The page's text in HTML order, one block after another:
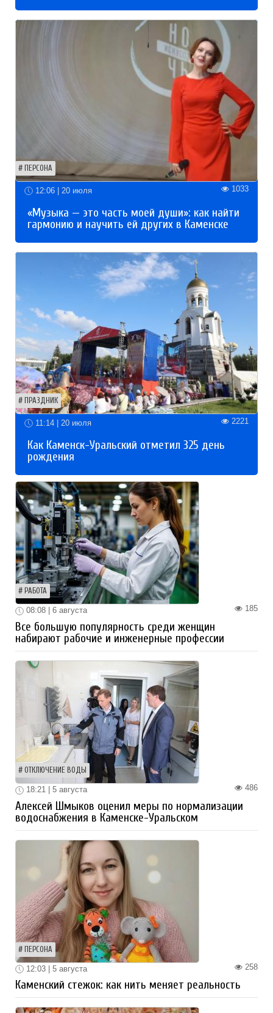
ПЕРСОНА
12:06 | 20 июля 1033
«Музыка — это часть моей души»: как найти
гармонию и научить ей других в Каменске
ПРАЗДНИК
11:14 | 20 июля 2221
Как Каменск-Уральский отметил 325 день
рождения
РАБОТА
185
08:08 | 6 августа
Все большую популярность среди женщин
набирают рабочие и инженерные профессии
ОТКЛЮЧЕНИЕ ВОДЫ
486
18:21 | 5 августа
Алексей Шмыков оценил меры по нормализации
водоснабжения в Каменске-Уральском
ПЕРСОНА
258
12:03 | 5 августа
Каменский стежок: как нить меняет реальность